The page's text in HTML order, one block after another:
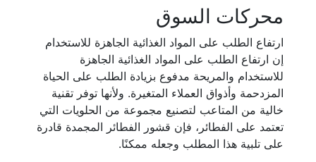
محركات السوق
ارتفاع الطلب على المواد الغذائية الجاهزة للاستخدام
إن ارتفاع الطلب على المواد الغذائية الجاهزة
للاستخدام والمريحة مدفوع بزيادة الطلب على الحياة
المزدحمة وأذواق العملاء المتغيرة. ولأنها توفر تقنية
خالية من المتاعب لتصنيع مجموعة من الحلويات التي
تعتمد على الفطائر، فإن قشور الفطائر المجمدة قادرة
على تلبية هذا المطلب وجعله ممكنًا.